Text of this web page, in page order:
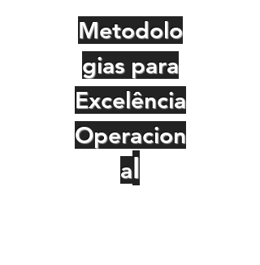
Metodolo
gias para
Excelência
Operacion
al